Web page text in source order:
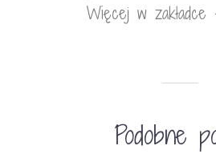
Więcej w
Podobne